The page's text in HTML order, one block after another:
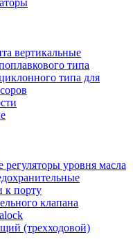
вертикальные
типа
типа для
уровня масла
к порту
клапана
(трехходовой)